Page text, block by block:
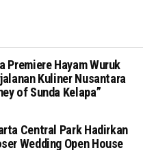
Premiere Hayam Wuruk
Kuliner Nusantara
of Sunda Kelapa”
Central Park Hadirkan
Wedding Open House